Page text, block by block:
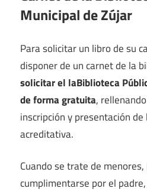
Municipal de Zújar
Para solicitar un libro de su
disponer de un carnet de la
solicitar el laBiblioteca
de forma gratuita,
inscripción y presentación
acreditativa.
Cuando se trate de
cumplimentarse por el